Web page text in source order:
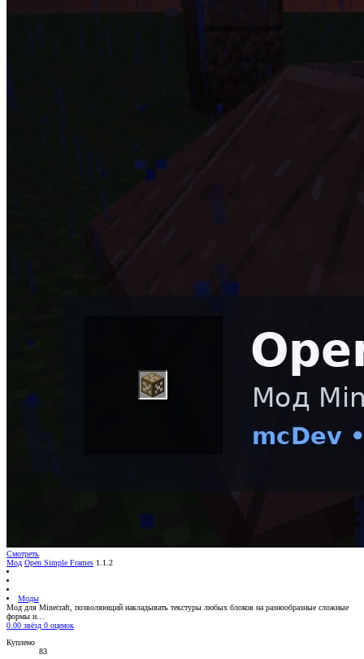
Смотреть
Мод Open Simple Frames 1.1.2
Моды
Мод для Minecraft, позволяющий накладывать текстуры любых блоков на разнообразные сложные
формы и…
0.00 звёзд 0 оценок
Куплено
83